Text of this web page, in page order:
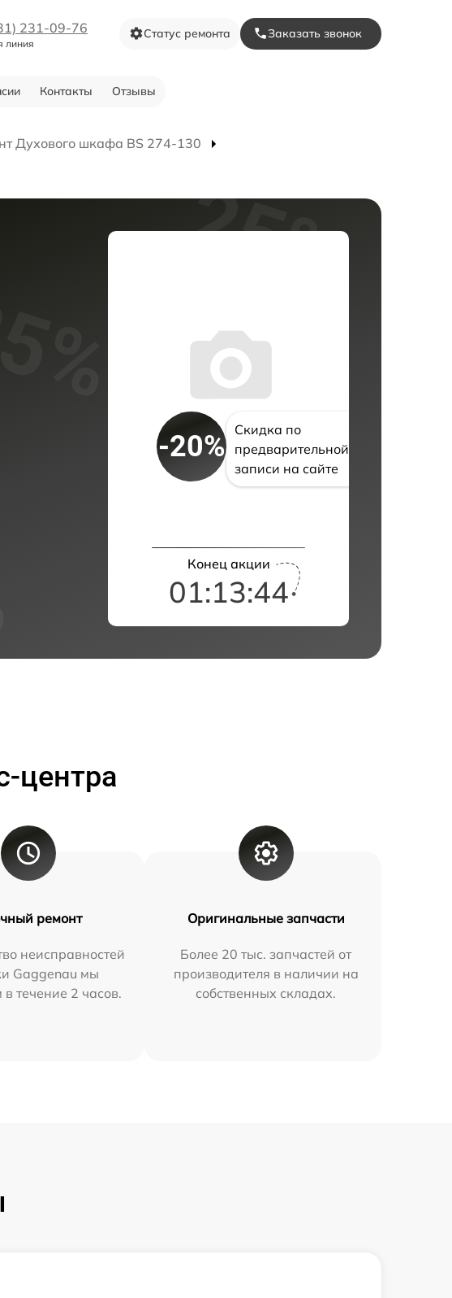
231-09-76
линия
Статус ремонта Заказать звонок
Контакты Отзывы
Духового шкафа BS 274-130
-20%
Скидка по
предварительной
записи на сайте
Конец акции
01:13:43
центра
ремонт
неисправностей
Gaggenau мы
в течение 2 часов.
Оригинальные запчасти
Более 20 тыс. запчастей от
производителя в наличии на
собственных складах.